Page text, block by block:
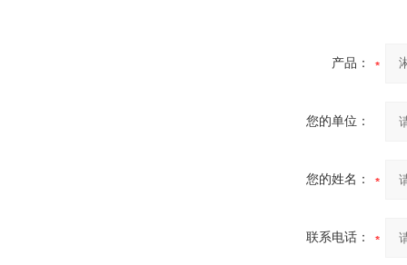
产品：
您的单位：
您的姓名：
联系电话：